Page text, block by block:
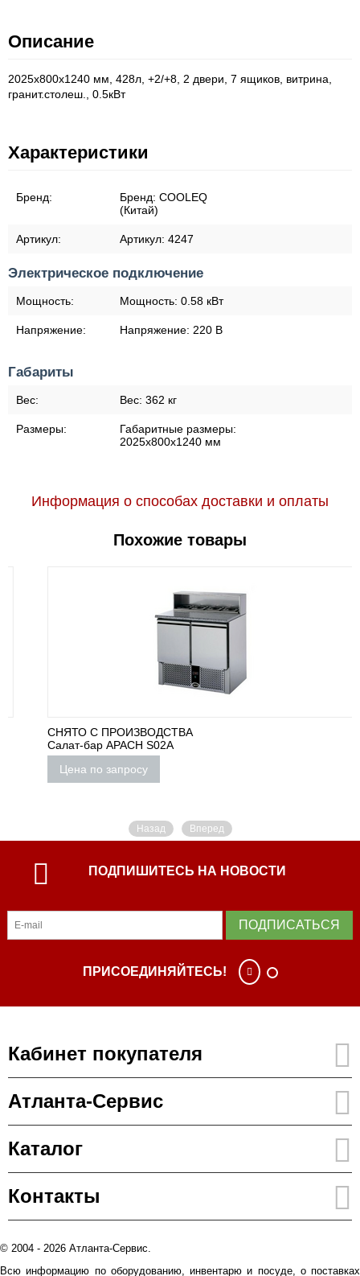
Описание
2025х800х1240 мм, 428л, +2/+8, 2 двери, 7 ящиков, витрина,
гранит.столеш., 0.5кВт
Характеристики
Бренд: Бренд: COOLEQ
(Китай)
Артикул: Артикул: 4247
Электрическое подключение
Мощность: Мощность: 0.58 кВт
Напряжение: Напряжение: 220 В
Габариты
Вес: Вес: 362 кг
Размеры:
Габаритные размеры:
2025х800х1240 мм
Информация о способах доставки и оплаты
Похожие товары
СНЯТО С ПРОИЗВОДСТВА
Салат-бар APACH S02A
Цена по запросу
Назад Вперед
ПОДПИШИТЕСЬ НА НОВОСТИ
ПОДПИСАТЬСЯ
ПРИСОЕДИНЯЙТЕСЬ!
Кабинет покупателя
Атланта-Сервис
Каталог
Контакты
© 2004 - 2026 Атланта-Сервис.
Всю информацию по оборудованию, инвентарю и посуде, о поставках